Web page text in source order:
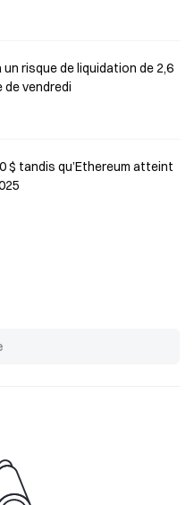
risque de liquidation de 2,6
de vendredi
$ tandis qu’Ethereum atteint